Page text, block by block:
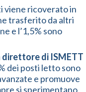
viene ricoverato in
trasferito da altri
e l’1,5% sono
direttore di ISMETT
dei posti letto sono
e promuove
si sperimentano